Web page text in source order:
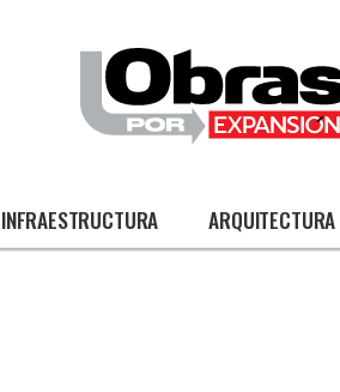
INFRAESTRUCTURA ARQUITECTURA